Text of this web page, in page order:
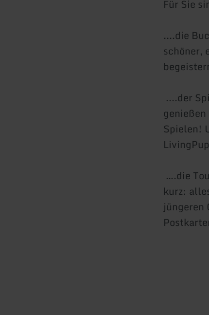
Für Sie
....die
schöner,
....der
Spielen!
….die
kurz:
jüngeren